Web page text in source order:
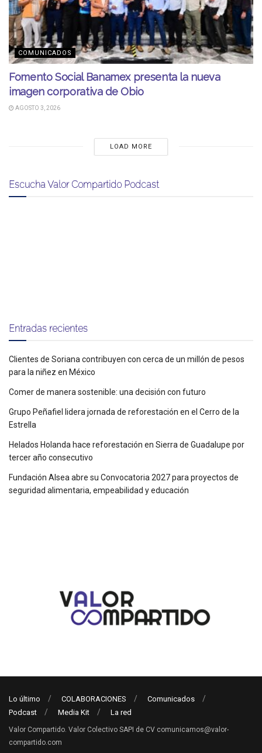
COMUNICADOS
Fomento Social Banamex presenta la nueva
imagen corporativa de Obio
AGOSTO 3, 2026
LOAD MORE
Escucha Valor Compartido Podcast
Entradas recientes
Clientes de Soriana contribuyen con cerca de un millón de pesos
para la niñez en México
Comer de manera sostenible: una decisión con futuro
Grupo Peñafiel lidera jornada de reforestación en el Cerro de la
Estrella
Helados Holanda hace reforestación en Sierra de Guadalupe por
tercer año consecutivo
Fundación Alsea abre su Convocatoria 2027 para proyectos de
seguridad alimentaria, empeabilidad y educación
Lo último COLABORACIONES
Comunicados
Podcast
Media Kit La red
Valor Compartido. Valor Colectivo SAPI de CV comunicamos@valor-
compartido.com